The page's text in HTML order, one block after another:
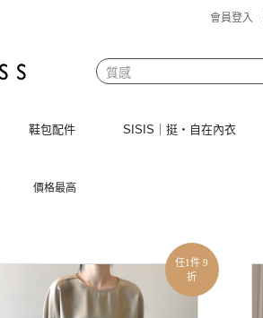
會員登入
鞋包配件 SISIS｜挺‧自在內衣
價格最高
任1件 9
折